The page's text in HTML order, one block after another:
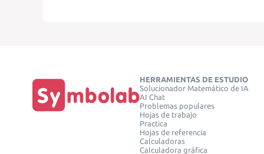
HERRAMIENTAS DE ESTUDIO
Solucionador Matemático de IA
AI Chat
Problemas populares
Hojas de trabajo
Practica
Hojas de referencia
Calculadoras
Calculadora gráfica